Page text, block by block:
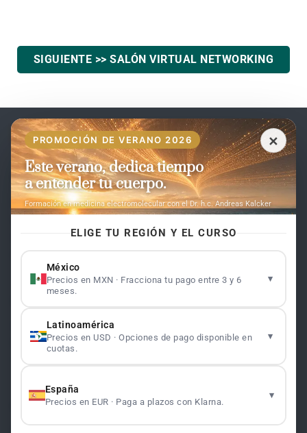
SIGUIENTE >> SALÓN VIRTUAL NETWORKING
✕
PROMOCIÓN DE VERANO 2026
Este verano, dedica tiempo
a entender tu cuerpo.
Formación en medicina electromolecular con el Dr. h.c. Andreas Kalcker
ELIGE TU REGIÓN Y EL CURSO
México
Precios en MXN · Fracciona tu pago entre 3 y 6
meses.
▾
1.1 Máster: Terapias Oxidativas
Latinoamérica
Precios en USD · Opciones de pago disponible en
cuotas.
▾
1.1 Máster: Terapias Oxidativas
España
Precios en EUR · Paga a plazos con Klarna.
▾
ES
Páginas
Inicio
Aviso Legal
Política de Cookies
Newsletter